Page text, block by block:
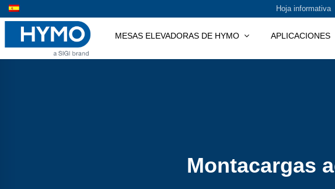
Saltar
al
contenido
Hoja informativa
MESAS ELEVADORAS DE HYMO APLICACIONES
Montacargas